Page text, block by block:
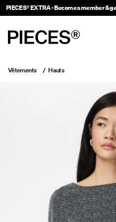
PIECES® EXTRA - Become a member &
Nouveautés
Vêtements
Accessories
Tendance
Shop The
Vêtements Hauts